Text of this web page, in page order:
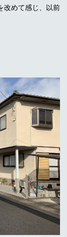
改めて感じ、以前